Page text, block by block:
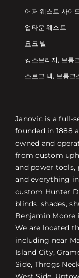
어퍼 웨스트 사이
업타운 웨스트
요크 빌
킹스브리지, 브롱
스로그 넥, 브롱크
Janovic is a full-
founded in 1888
owned and
from custom
and power tools,
and everything
custom Hunter
blinds, shades,
Benjamin
We are located
including near
Island City,
Side, Throgs